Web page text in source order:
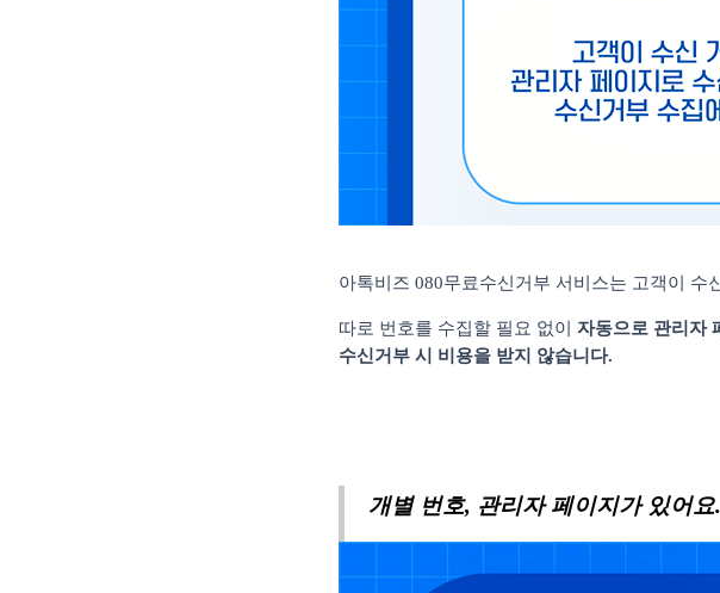
아톡비즈 080무료수신거부 서비스는 고객이 수
따로 번호를 수집할 필요 없이 자동으로 관리자
수신거부 시 비용을 받지 않습니다.
개별 번호, 관리자 페이지가 있어요.